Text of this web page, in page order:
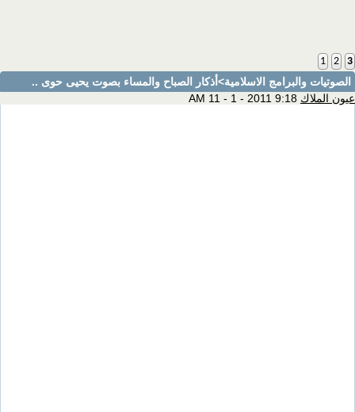
1 2 3
الصوتيات والبرامج الاسلامية>أذكار الصباح والمساء بصوت يحيى حوى ..
عيون الملاك